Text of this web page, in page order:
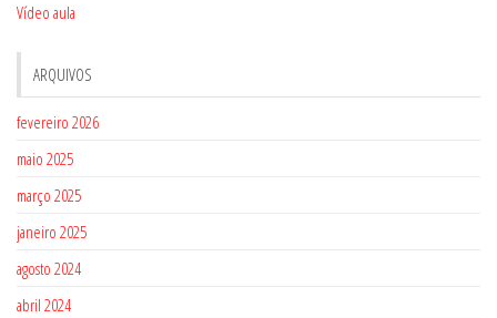
Vídeo aula
ARQUIVOS
fevereiro 2026
maio 2025
março 2025
janeiro 2025
agosto 2024
abril 2024